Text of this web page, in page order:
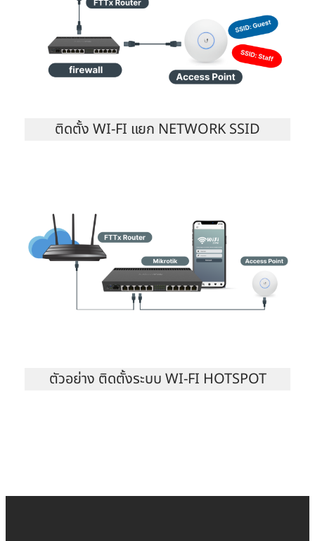
ติดตั้ง WI-FI แยก NETWORK SSID
ตัวอย่าง ติดตั้งระบบ WI-FI HOTSPOT